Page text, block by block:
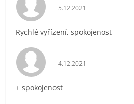
Hodnocení obchodu je
5.12.2021
Rychlé vyřízení, spokojenost
Hodnocení obchodu je
4.12.2021
+ spokojenost